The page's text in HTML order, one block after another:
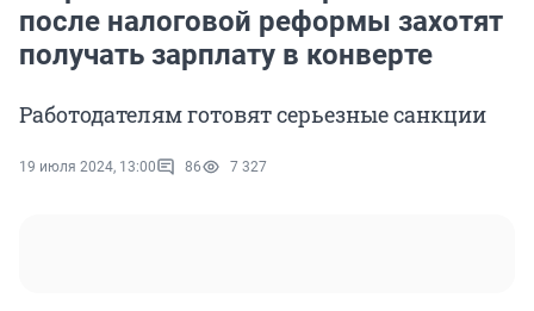
после налоговой реформы захотят
получать зарплату в конверте
Работодателям готовят серьезные санкции
19 июля 2024, 13:00 86 7 327